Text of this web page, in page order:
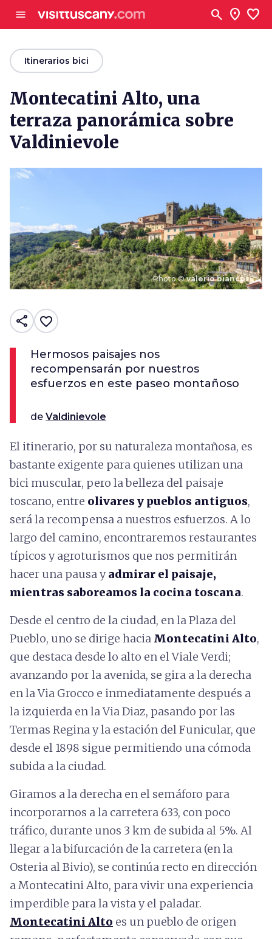
menu search location_on favorite
arrow_backItinerarios bici
Montecatini Alto, una
terraza panorámica sobre
Valdinievole
Photo ©valerio bianco
share favorite_border
Hermosos paisajes nos
recompensarán por nuestros
esfuerzos en este paseo montañoso
de Valdinievole
El itinerario, por su naturaleza montañosa, es
bastante exigente para quienes utilizan una
bici muscular, pero la belleza del paisaje
toscano, entre olivares y pueblos antiguos,
será la recompensa a nuestros esfuerzos. A lo
largo del camino, encontraremos restaurantes
típicos y agroturismos que nos permitirán
hacer una pausa yadmirar el paisaje,
mientras saboreamos la cocina toscana.
Desde el centro de la ciudad, en la Plaza del
Pueblo, uno se dirige hacia Montecatini Alto,
que destaca desde lo alto en el Viale Verdi;
avanzando por la avenida, se gira a la derecha
en la Via Grocco e inmediatamente después a
la izquierda en la Via Diaz, pasando por las
Termas Regina y la estación del Funicular, que
desde el 1898 sigue permitiendo una cómoda
subida a la ciudad.
Giramos a la derecha en el semáforo para
incorporarnos a la carretera 633, con poco
tráfico, durante unos 3 km de subida al 5%. Al
llegar a la bifurcación de la carretera (en la
Osteria al Bivio), se continúa recto en dirección
a Montecatini Alto, para vivir una experiencia
imperdible para la vista y el paladar.
Montecatini Alto es un pueblo de origen